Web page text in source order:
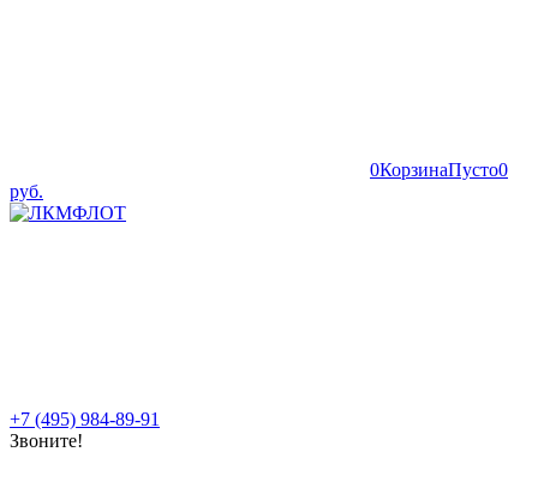
0КорзинаПусто0
руб.
+7 (495) 984-89-91
Звоните!